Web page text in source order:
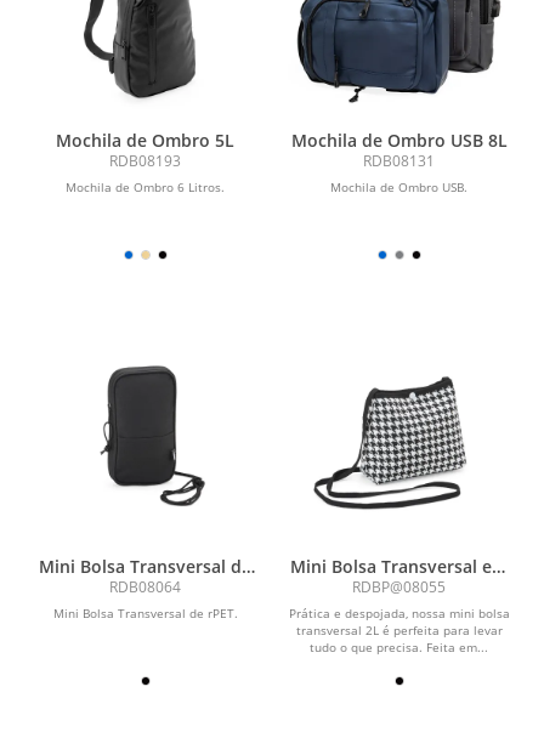
Mochila de Ombro 5L
RDB08193
Mochila de Ombro 6 Litros.
Mochila de Ombro USB 8L
RDB08131
Mochila de Ombro USB.
Mini Bolsa Transversal de
rPET 1L
RDB08064
Mini Bolsa Transversal de rPET.
Mini Bolsa Transversal em
Algodão 2L
RDBP@08055
Prática e despojada, nossa mini bolsa
transversal 2L é perfeita para levar
tudo o que precisa. Feita em...